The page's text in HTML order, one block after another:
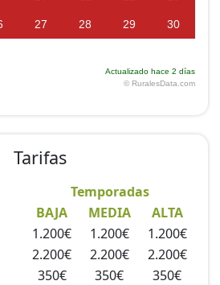
Tarifas
Temporadas
BAJA
MEDIA
ALTA
1.200€ 1.200€
1.200€
2.200€ 2.200€
2.200€
350€ 350€
350€